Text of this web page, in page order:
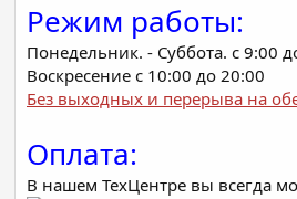
Режим работы:
Понедельник. - Суббота. с 9:00
Воскресение с 10:00 до 20:00
Без выходных и перерыва на
Оплата:
В нашем ТехЦентре вы всегда